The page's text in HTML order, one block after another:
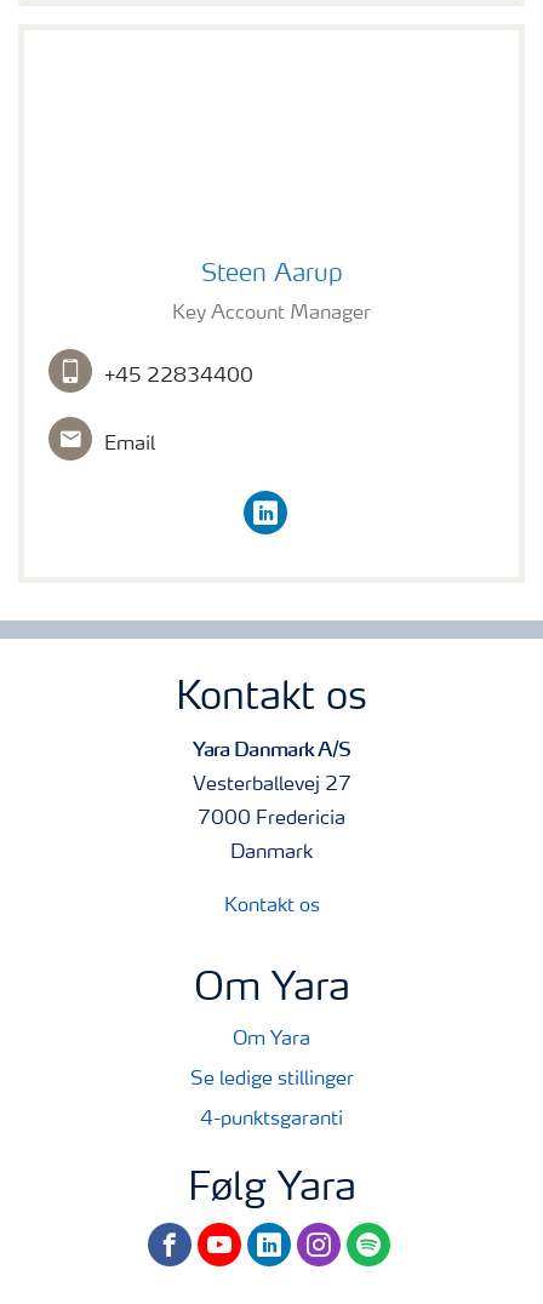
Steen Aarup
Key Account Manager
+45 22834400
Email
linkedin
Kontakt os
Yara Danmark A/S
Vesterballevej 27
7000 Fredericia
Danmark
Kontakt os
Om Yara
Om Yara
Se ledige stillinger
4-punktsgaranti
Følg Yara
facebookyoutubelinkedininstagram
spotify